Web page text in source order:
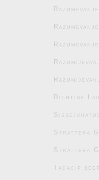
Richtige
Strattera
Strattera
Tadacip